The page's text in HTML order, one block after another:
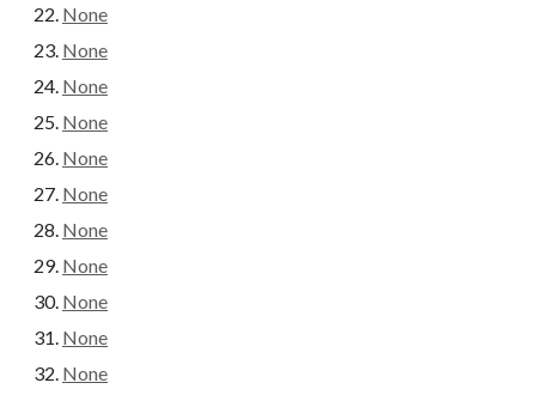
None
None
None
None
None
None
None
None
None
None
None